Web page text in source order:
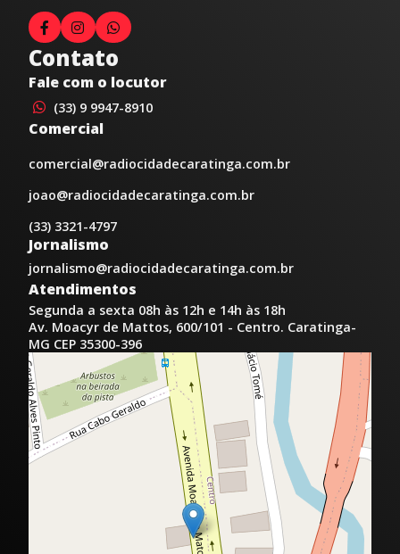
Contato
Fale com o locutor
(33) 9 9947-8910
Comercial
comercial@radiocidadecaratinga.com.br
joao@radiocidadecaratinga.com.br
(33) 3321-4797
Jornalismo
jornalismo@radiocidadecaratinga.com.br
Atendimentos
Segunda a sexta 08h às 12h e 14h às 18h
Av. Moacyr de Mattos, 600/101 - Centro. Caratinga-
MG CEP 35300-396